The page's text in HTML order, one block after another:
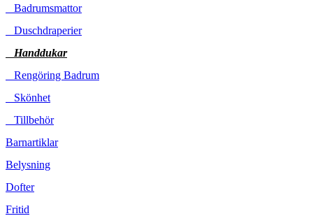
Badrumsmattor
Duschdraperier
Handdukar
Rengöring Badrum
Skönhet
Tillbehör
Barnartiklar
Belysning
Dofter
Fritid